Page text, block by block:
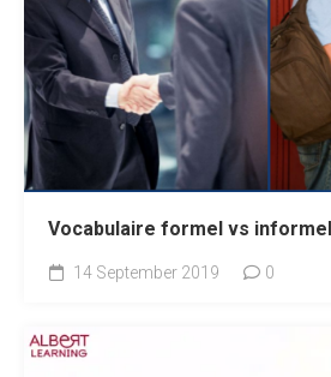
Vocabulaire formel vs
14 September 2019 0